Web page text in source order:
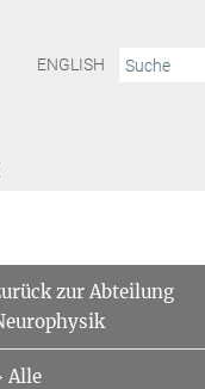
ENGLISH
zur Abteilung
Alle